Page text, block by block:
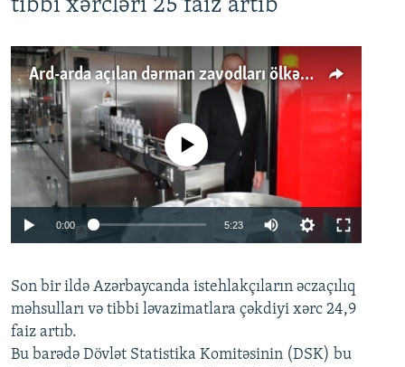
tibbi xərcləri 25 faiz artıb
Ard-arda açılan dərman zavodları ölkənin tələbatını ödəyirmi?
Auto 240p 360p 480p
720p 1080p
No media source currently available
0:00 5:23
360p
480p
720p
Son bir ildə Azərbaycanda istehlakçıların əczaçılıq
məhsulları və tibbi ləvazimatlara çəkdiyi xərc 24,9
faiz artıb.
Bu barədə Dövlət Statistika Komitəsinin (DSK) bu